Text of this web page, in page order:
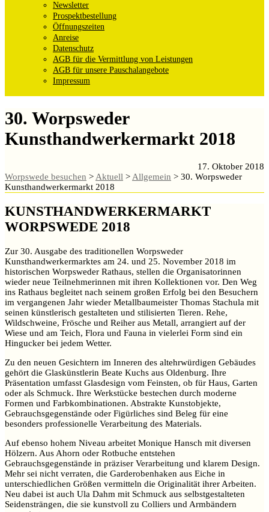
Newsletter
Prospektbestellung
Öffnungszeiten
Anreise
Datenschutz
AGB für die Vermittlung von Leistungen
AGB für unsere Pauschalangebote
Impressum
30. Worpsweder
Kunsthandwerkermarkt 2018
17. Oktober 2018
Worpswede besuchen > Aktuell > Allgemein > 30. Worpsweder
Kunsthandwerkermarkt 2018
KUNSTHANDWERKERMARKT
WORPSWEDE 2018
Zur 30. Ausgabe des traditionellen Worpsweder
Kunsthandwerkermarktes am 24. und 25. November 2018 im
historischen Worpsweder Rathaus, stellen die Organisatorinnen
wieder neue Teilnehmerinnen mit ihren Kollektionen vor. Den Weg
ins Rathaus begleitet nach seinem großen Erfolg bei den Besuchern
im vergangenen Jahr wieder Metallbaumeister Thomas Stachula mit
seinen künstlerisch gestalteten und stilisierten Tieren. Rehe,
Wildschweine, Frösche und Reiher aus Metall, arrangiert auf der
Wiese und am Teich, Flora und Fauna in vielerlei Form sind ein
Hingucker bei jedem Wetter.
Zu den neuen Gesichtern im Inneren des altehrwürdigen Gebäudes
gehört die Glaskünstlerin Beate Kuchs aus Oldenburg. Ihre
Präsentation umfasst Glasdesign vom Feinsten, ob für Haus, Garten
oder als Schmuck. Ihre Werkstücke bestechen durch moderne
Formen und Farbkombinationen. Abstrakte Kunstobjekte,
Gebrauchsgegenstände oder Figürliches sind Beleg für eine
besonders professionelle Verarbeitung des Materials.
Auf ebenso hohem Niveau arbeitet Monique Hansch mit diversen
Hölzern. Aus Ahorn oder Rotbuche entstehen
Gebrauchsgegenstände in präziser Verarbeitung und klarem Design.
Mehr sei nicht verraten, die Garderobenhaken aus Eiche in
unterschiedlichen Größen vermitteln die Originalität ihrer Arbeiten.
Neu dabei ist auch Ula Dahm mit Schmuck aus selbstgestalteten
Seidensträngen, die sie kunstvoll zu Colliers und Armbändern